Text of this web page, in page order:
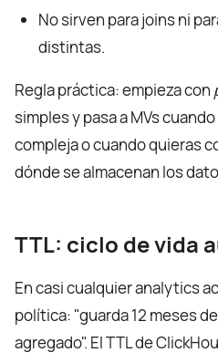
No sirven para joins ni
distintas.
Regla práctica: empieza con
simples y pasa a MVs
compleja o cuando quieras
dónde se almacenan los
TTL: ciclo de vida
En casi cualquier analytics
política: "guarda 12 meses
agregado". El TTL de